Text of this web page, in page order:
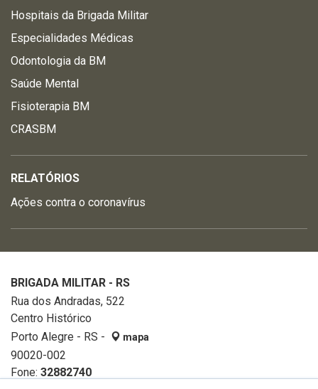
Hospitais da Brigada Militar
Especialidades Médicas
Odontologia da BM
Saúde Mental
Fisioterapia BM
CRASBM
RELATÓRIOS
Ações contra o coronavírus
BRIGADA MILITAR - RS
Rua dos Andradas, 522
Centro Histórico
Porto Alegre - RS -
mapa
90020-002
Fone: 32882740